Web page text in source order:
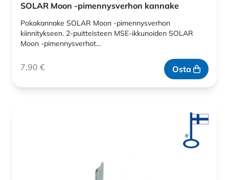
SOLAR Moon -pimennysverhon kannake
Pokakannake SOLAR Moon -pimennysverhon
kiinnitykseen. 2-puitteisteen MSE-ikkunoiden SOLAR
Moon -pimennysverhot…
7,90 € Osta